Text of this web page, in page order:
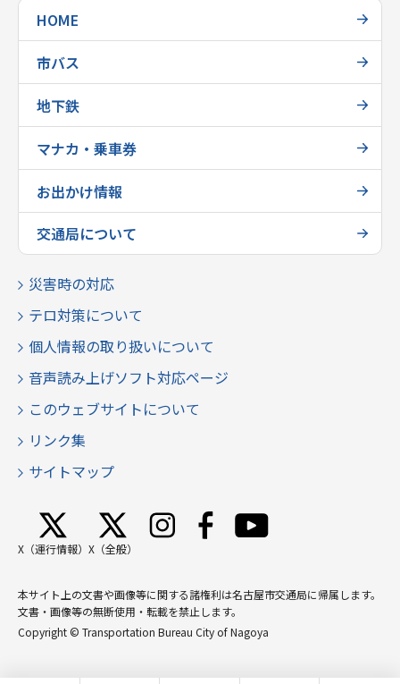
HOME
市バス
地下鉄
マナカ・乗車券
お出かけ情報
交通局について
災害時の対応
テロ対策について
個人情報の取り扱いについて
音声読み上げソフト対応ページ
このウェブサイトについて
リンク集
サイトマップ
X（運行情報） X（全般）
本サイト上の文書や画像等に関する諸権利は名古屋市交通局に帰属します。
文書・画像等の無断使用・転載を禁止します。
Copyright © Transportation Bureau City of Nagoya